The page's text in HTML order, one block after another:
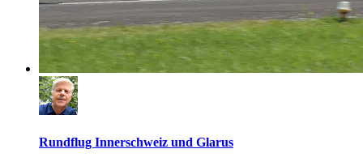
Rundflug Innerschweiz und Glarus